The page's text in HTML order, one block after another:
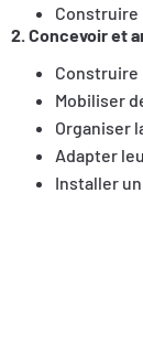
Construire
2. Concevoir et
Construire
Mobiliser
Organiser
Adapter
Installer